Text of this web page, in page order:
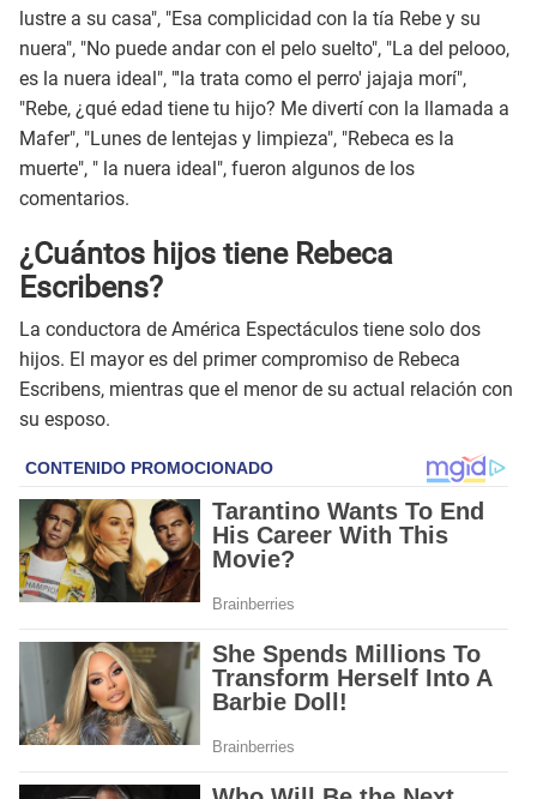
lustre a su casa", "Esa complicidad con la tía Rebe y su
nuera", "No puede andar con el pelo suelto", "La del pelooo,
es la nuera ideal", "'la trata como el perro' jajaja morí",
"Rebe, ¿qué edad tiene tu hijo? Me divertí con la llamada a
Mafer", "Lunes de lentejas y limpieza", "Rebeca es la
muerte", " la nuera ideal", fueron algunos de los
comentarios.
¿Cuántos hijos tiene Rebeca
Escribens?
La conductora de América Espectáculos tiene solo dos
hijos. El mayor es del primer compromiso de Rebeca
Escribens, mientras que el menor de su actual relación con
su esposo.